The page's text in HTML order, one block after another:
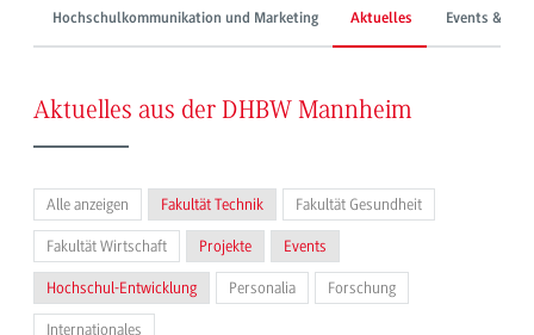
Hochschulkommunikation und Marketing Aktuelles Events &
Aktuelles aus der DHBW Mannheim
Alle anzeigen Fakultät Technik Fakultät Gesundheit
Fakultät Wirtschaft Projekte Events
Hochschul-Entwicklung Personalia Forschung
Internationales